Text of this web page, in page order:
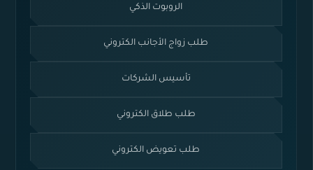
الروبوت الذكي
طلب زواج الأجانب الكتروني
تأسيس الشركات
طلب طلاق الكتروني
طلب تعويض الكتروني